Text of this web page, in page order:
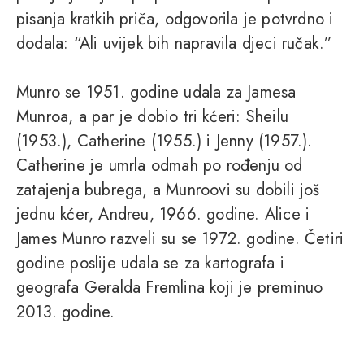
pisanja kratkih priča, odgovorila je potvrdno i
dodala: “Ali uvijek bih napravila djeci ručak.”
Munro se 1951. godine udala za Jamesa
Munroa, a par je dobio tri kćeri: Sheilu
(1953.), Catherine (1955.) i Jenny (1957.).
Catherine je umrla odmah po rođenju od
zatajenja bubrega, a Munroovi su dobili još
jednu kćer, Andreu, 1966. godine. Alice i
James Munro razveli su se 1972. godine. Četiri
godine poslije udala se za kartografa i
geografa Geralda Fremlina koji je preminuo
2013. godine.